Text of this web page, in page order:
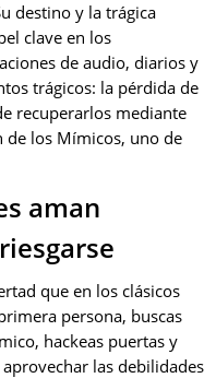
destino y la trágica
clave en los
de audio, diarios y
trágicos: la pérdida de
recuperarlos mediante
de los Mímicos, uno de
aman
que en los clásicos
persona, buscas
hackeas puertas y
las debilidades